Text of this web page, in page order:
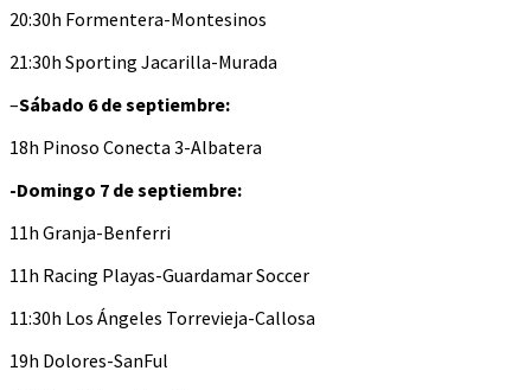
20:30h Formentera-Montesinos
21:30h Sporting Jacarilla-Murada
–Sábado 6 de septiembre:
18h Pinoso Conecta 3-Albatera
-Domingo 7 de septiembre:
11h Granja-Benferri
11h Racing Playas-Guardamar Soccer
11:30h Los Ángeles Torrevieja-Callosa
19h Dolores-SanFul